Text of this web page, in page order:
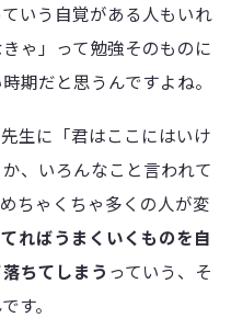
いう自覚がある人もいれ
ゃ」って勉強そのものに
期だと思うんですよね。
生に「君はここにはいけ
、いろんなこと言われて
ちゃくちゃ多くの人が変
ればうまくいくものを自
ちてしまう っていう、そ
す。